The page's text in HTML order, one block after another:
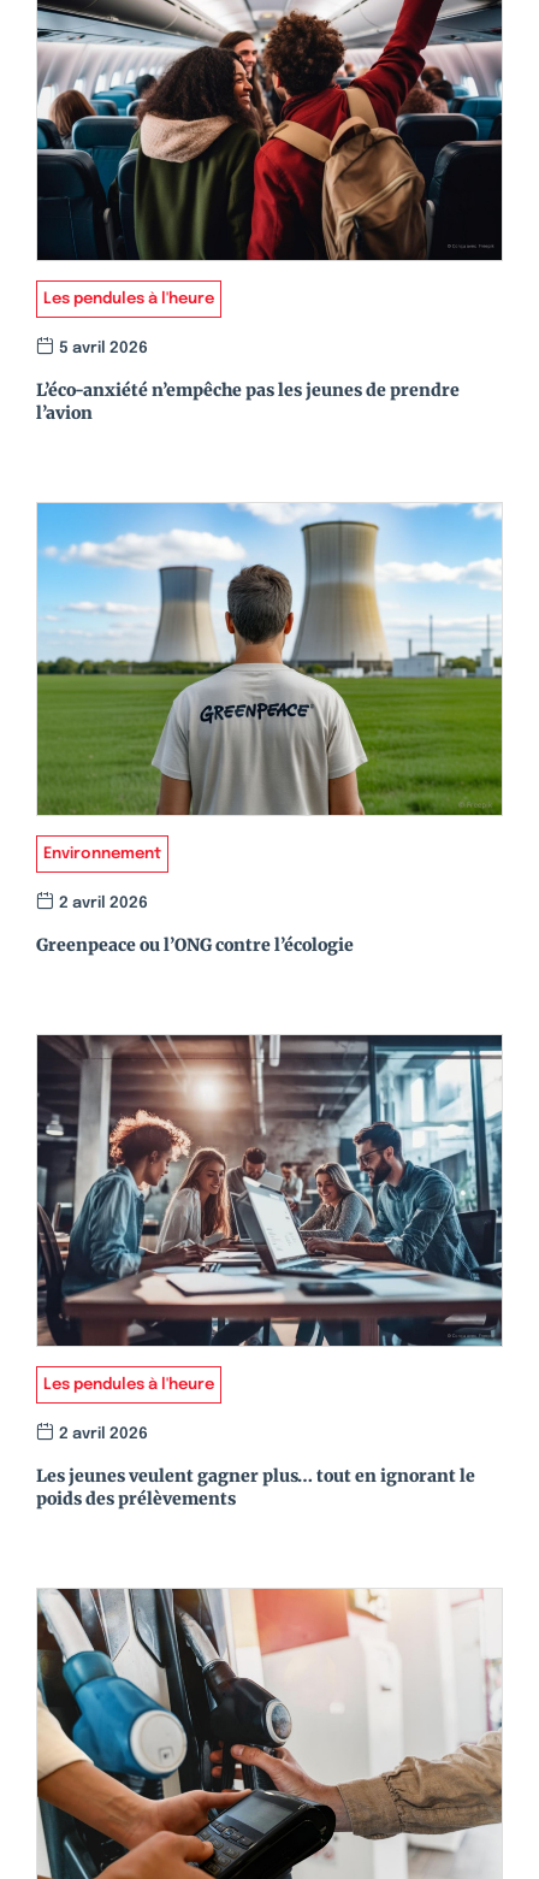
Les pendules à l'heure
5 avril 2026
L’éco-anxiété n’empêche pas les jeunes de prendre
l’avion
Environnement
2 avril 2026
Greenpeace ou l’ONG contre l’écologie
Les pendules à l'heure
2 avril 2026
Les jeunes veulent gagner plus… tout en ignorant le
poids des prélèvements